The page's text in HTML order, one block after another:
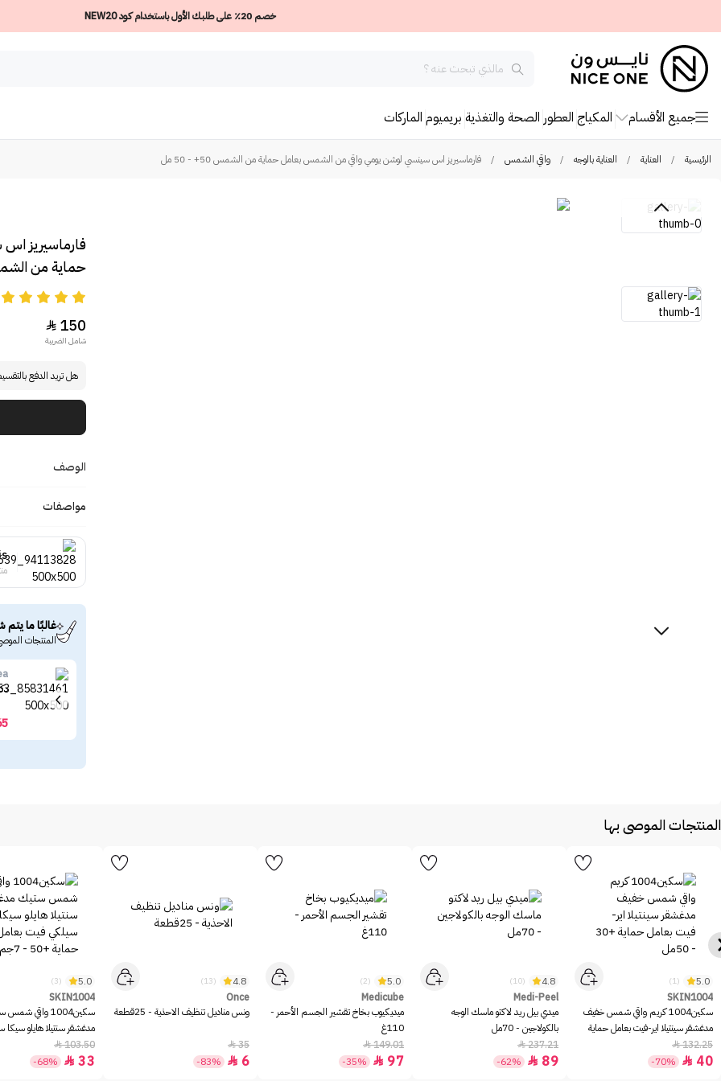
خصم 20٪ على طلبك الأول باستخدام كود NEW20
جميع الأقسام المكياج العطور الصحة والتغذية بريميوم الماركات
الرئيسية / العناية / العناية بالوجه / واقي الشمس / فارماسيريز اس سينسي لوشن يومي واقي من الشمس بعامل حماية من الشمس 50+ - 50 مل
فارماسيريز
حماية من الشمس 50+ -
150

شامل الضريبة
هل تريد الدفع
الوصف
مواصفات
غالبًا ما يتم
المنتجات
دكتور
المنتجات الموصى بها
5.0
(1)
SKIN1004
سكين1004 كريم واقي شمس خفيف
مدغشقر سينتيلا اير-فيت بعامل حماية
+30 - 50مل
132.25

40

-70%
4.8
(10)
Medi-Peel
ميدي بيل ريد لاكتو ماسك الوجه
بالكولاجين - 70مل
237.21

89

-62%
5.0
(2)
Medicube
ميديكيوب بخاخ تقشير الجسم الأحمر -
110غ
149.01

97

-35%
4.8
(13)
Once
ونس مناديل تنظيف الاحذية - 25قطعة
35

6

-83%
5.0
(3)
SKIN1004
سكين1004 واقي
مدغشقر سنتيلا هايلو
بعامل حماية +50 - 7جم
103.50

33

-68%